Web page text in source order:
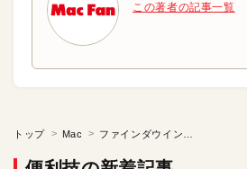
この著者の記事一覧
トップ Mac